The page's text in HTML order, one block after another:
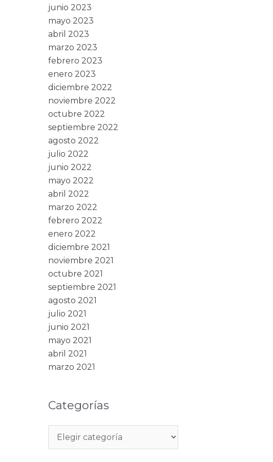
junio 2023
mayo 2023
abril 2023
marzo 2023
febrero 2023
enero 2023
diciembre 2022
noviembre 2022
octubre 2022
septiembre 2022
agosto 2022
julio 2022
junio 2022
mayo 2022
abril 2022
marzo 2022
febrero 2022
enero 2022
diciembre 2021
noviembre 2021
octubre 2021
septiembre 2021
agosto 2021
julio 2021
junio 2021
mayo 2021
abril 2021
marzo 2021
Categorías